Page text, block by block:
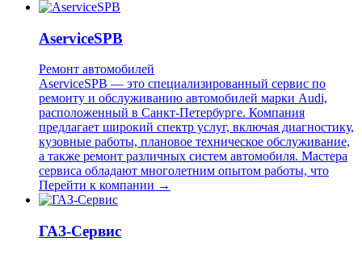
AserviceSPB
Ремонт автомобилей
AserviceSPB — это специализированный сервис по
ремонту и обслуживанию автомобилей марки Audi,
расположенный в Санкт-Петербурге. Компания
предлагает широкий спектр услуг, включая диагностику,
кузовные работы, плановое техническое обслуживание,
а также ремонт различных систем автомобиля. Мастера
сервиса обладают многолетним опытом работы, что
Перейти к компании →
ГАЗ-Сервис